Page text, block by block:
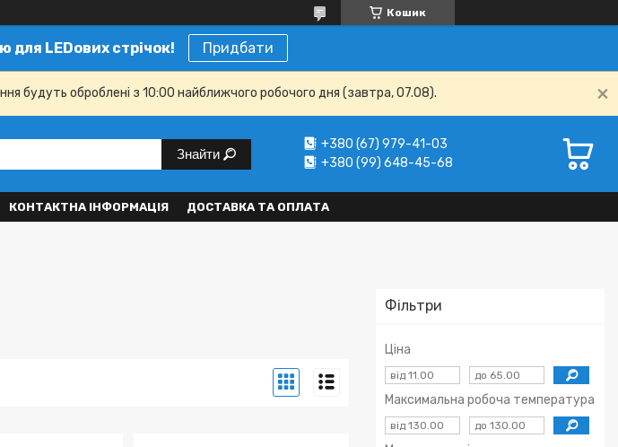
Кошик
для LEDових стрічок! Придбати
будуть оброблені з 10:00 найближчого робочого дня (завтра, 07.08).
Знайти
+380 (67) 979-41-03
+380 (99) 648-45-68
КОНТАКТНА ІНФОРМАЦІЯ ДОСТАВКА ТА ОПЛАТА
Фільтри
Ціна
Максимальна робоча температура